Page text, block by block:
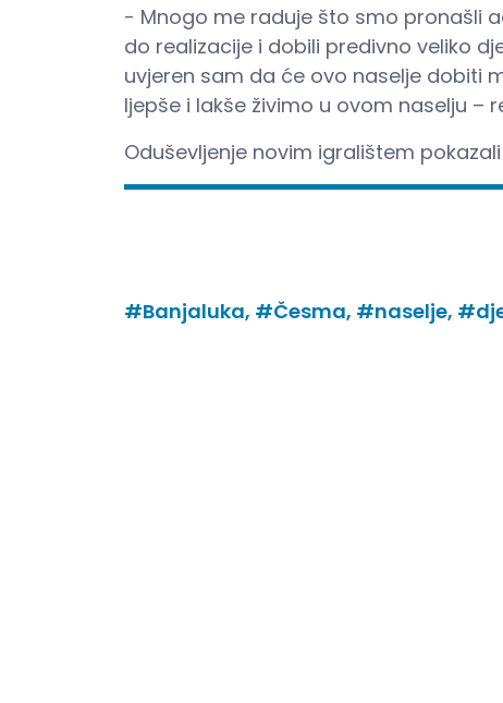
- Mnogo me raduje što smo pronašli
do realizacije i dobili predivno veliko
uvjeren sam da će ovo naselje dobiti
ljepše i lakše živimo u ovom naselju –
Oduševljenje novim igralištem
#Banjaluka, #Česma, #naselje,